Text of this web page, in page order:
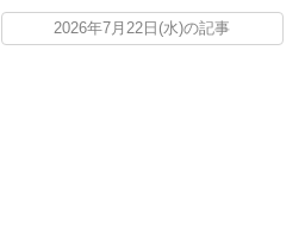
2026年7月22日(水)の記事